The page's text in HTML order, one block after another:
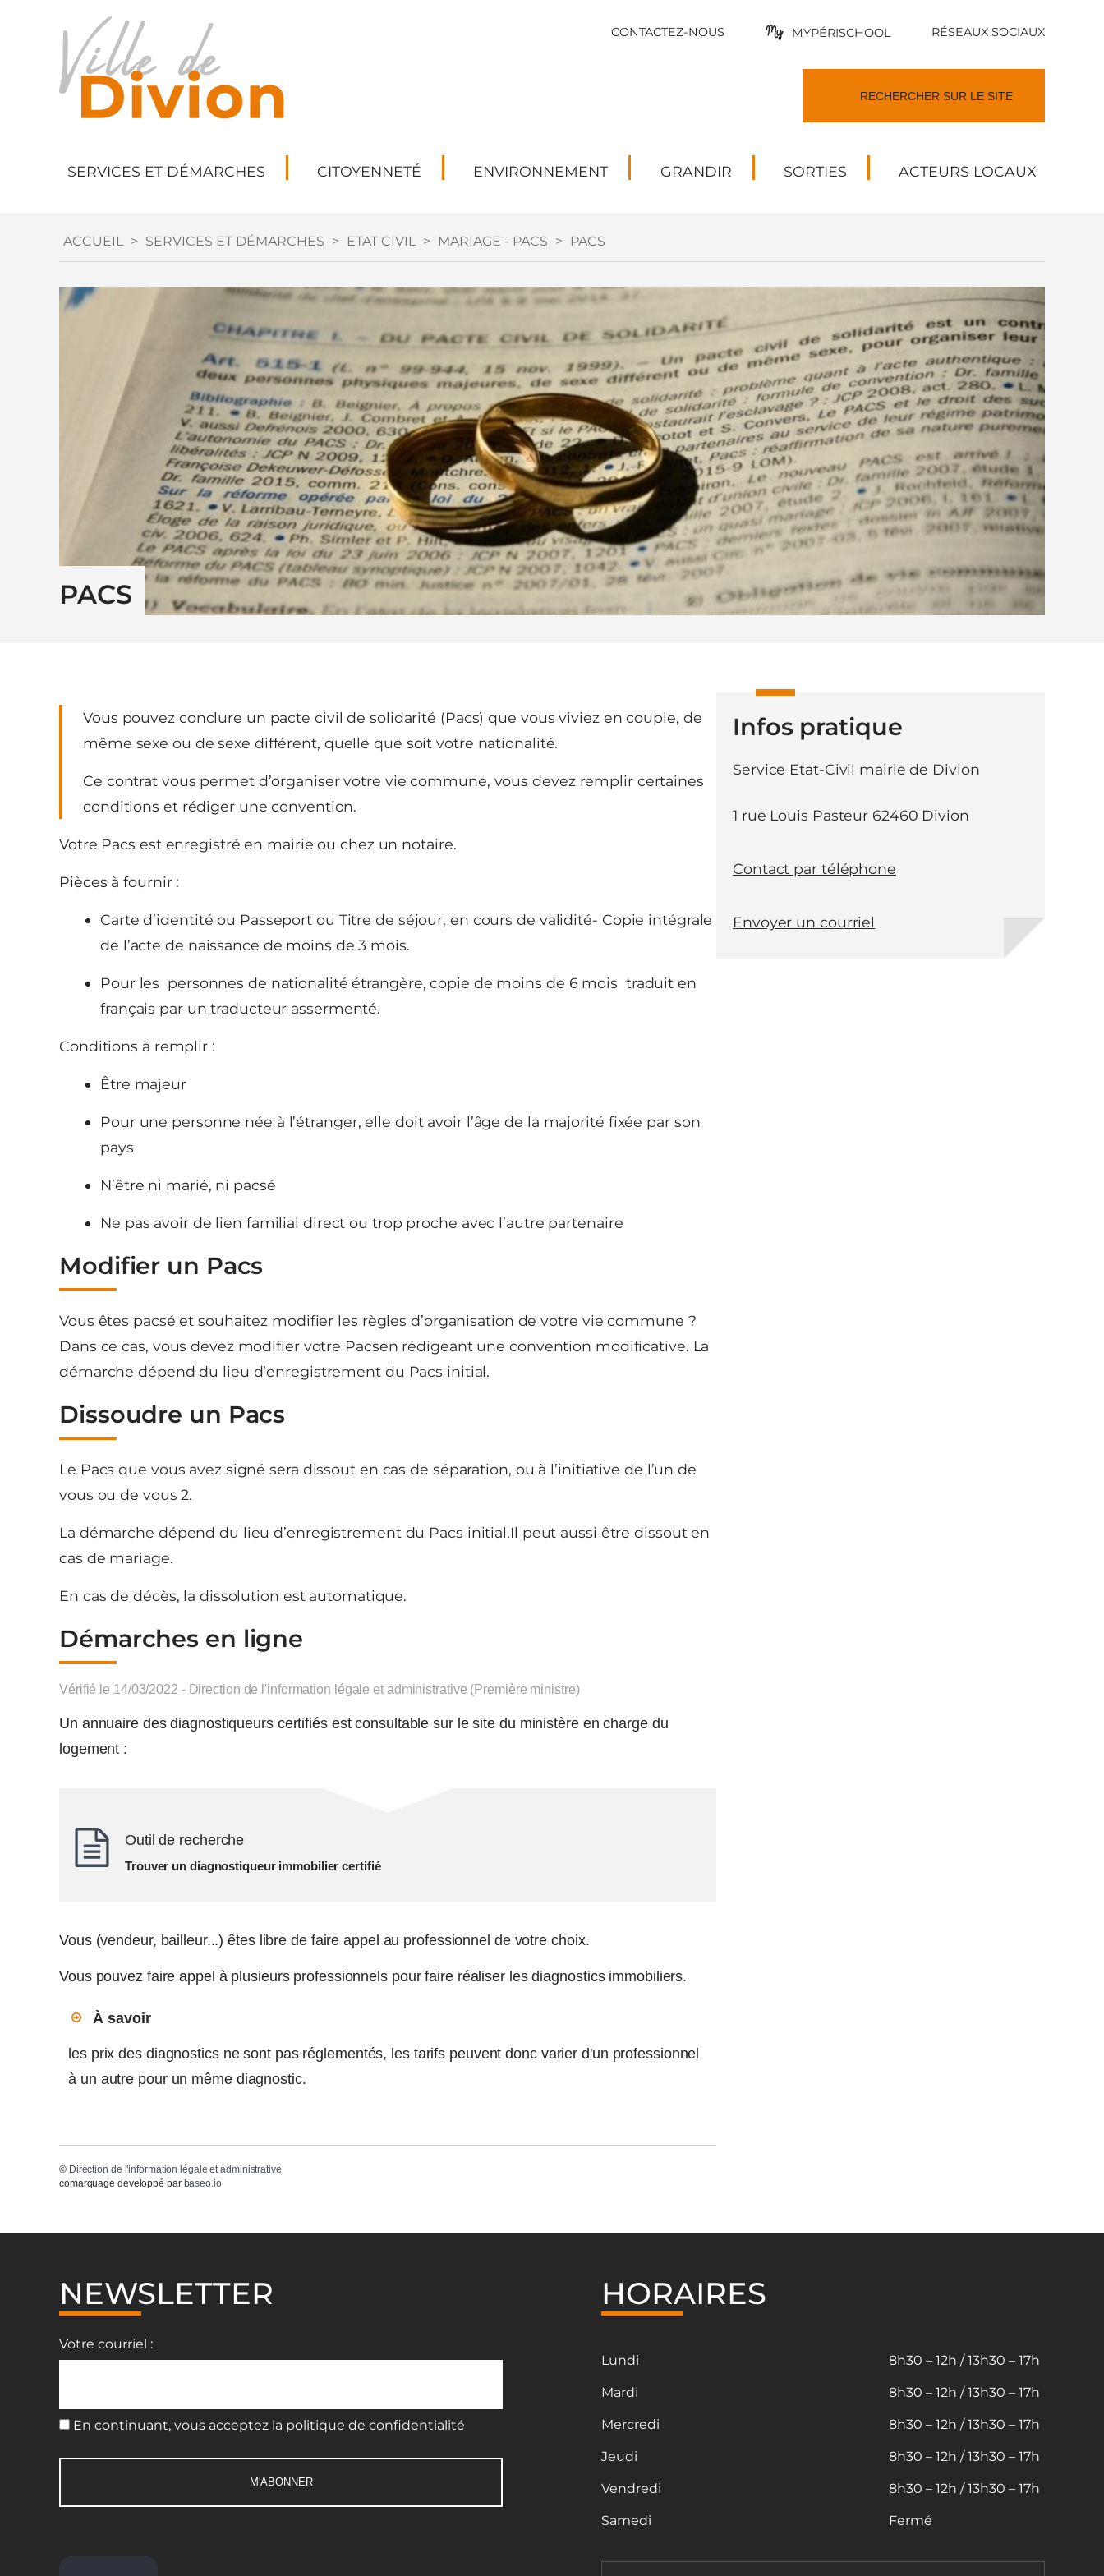
CONTACTEZ-NOUS MYPÉRISCHOOL RÉSEAUX SOCIAUX
SERVICES ET DÉMARCHES CITOYENNETÉ ENVIRONNEMENT GRANDIR SORTIES ACTEURS LOCAUX
ACCUEIL > SERVICES ET DÉMARCHES > ETAT CIVIL > MARIAGE - PACS > PACS
PACS
Vous pouvez conclure un pacte civil de solidarité (Pacs) que vous viviez en couple, de
même sexe ou de sexe différent, quelle que soit votre nationalité.
Ce contrat vous permet d’organiser votre vie commune, vous devez remplir certaines
conditions et rédiger une convention.
Votre Pacs est enregistré en mairie ou chez un notaire.
Pièces à fournir :
Carte d’identité ou Passeport ou Titre de séjour, en cours de validité- Copie intégrale
de l’acte de naissance de moins de 3 mois.
Pour les personnes de nationalité étrangère, copie de moins de 6 mois traduit en
français par un traducteur assermenté.
Conditions à remplir :
Être majeur
Pour une personne née à l’étranger, elle doit avoir l’âge de la majorité fixée par son
pays
N’être ni marié, ni pacsé
Ne pas avoir de lien familial direct ou trop proche avec l’autre partenaire
Modifier un Pacs
Vous êtes pacsé et souhaitez modifier les règles d’organisation de votre vie commune ?
Dans ce cas, vous devez modifier votre Pacsen rédigeant une convention modificative. La
démarche dépend du lieu d’enregistrement du Pacs initial.
Dissoudre un Pacs
Le Pacs que vous avez signé sera dissout en cas de séparation, ou à l’initiative de l’un de
vous ou de vous 2.
La démarche dépend du lieu d’enregistrement du Pacs initial.Il peut aussi être dissout en
cas de mariage.
En cas de décès, la dissolution est automatique.
Démarches en ligne
Vérifié le 14/03/2022 - Direction de l'information légale et administrative (Première ministre)
Un annuaire des diagnostiqueurs certifiés est consultable sur le site du ministère en charge du
logement :
Outil de recherche
Trouver un diagnostiqueur immobilier certifié
Vous (vendeur, bailleur...) êtes libre de faire appel au professionnel de votre choix.
Vous pouvez faire appel à plusieurs professionnels pour faire réaliser les diagnostics immobiliers.
À savoir
les prix des diagnostics ne sont pas réglementés, les tarifs peuvent donc varier d'un professionnel
à un autre pour un même diagnostic.
© Direction de l'information légale et administrative
comarquage developpé par baseo.io
Infos pratique
Service Etat-Civil mairie de Divion
1 rue Louis Pasteur 62460 Divion
Contact par téléphone
Envoyer un courriel
NEWSLETTER
Votre courriel :
En continuant, vous acceptez la politique de confidentialité
HORAIRES
Lundi
Mardi
Mercredi
Jeudi
Vendredi
Samedi
8h30 – 12h / 13h30 – 17h
8h30 – 12h / 13h30 – 17h
8h30 – 12h / 13h30 – 17h
8h30 – 12h / 13h30 – 17h
8h30 – 12h / 13h30 – 17h
Fermé